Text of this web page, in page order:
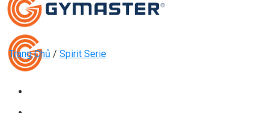
Trang Chủ / Spirit Serie